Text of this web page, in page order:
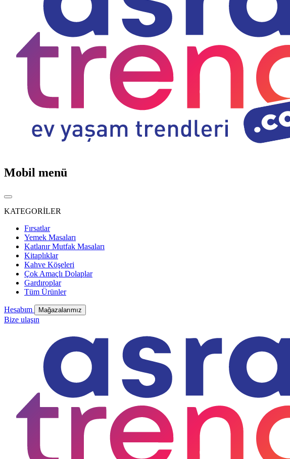
Mobil menü
KATEGORİLER
Fırsatlar
Yemek Masaları
Katlanır Mutfak Masaları
Kitaplıklar
Kahve Köşeleri
Çok Amaçlı Dolaplar
Gardıroplar
Tüm Ürünler
Hesabım Mağazalarımız
Bize ulaşın